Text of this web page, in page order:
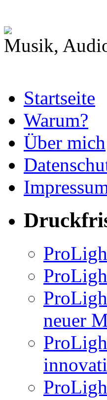
Musik,
Startseite
Warum?
Über mich
neuer